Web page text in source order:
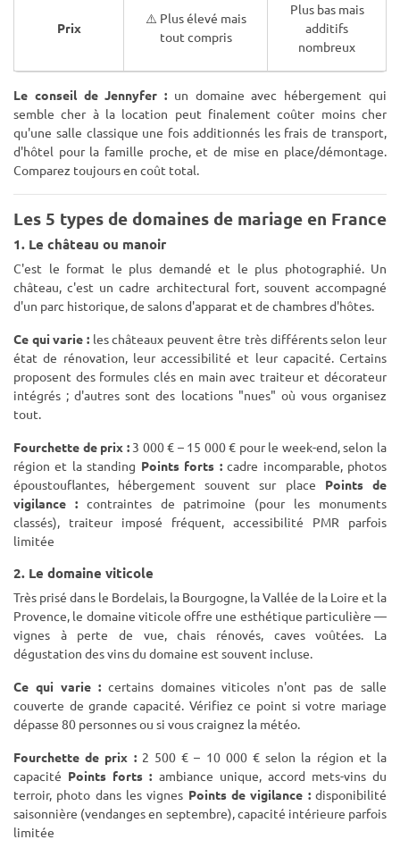
Prix
⚠️ Plus élevé mais
tout compris
Plus bas mais
additifs
nombreux
Le conseil de Jennyfer : un domaine avec hébergement qui
semble cher à la location peut finalement coûter moins cher
qu'une salle classique une fois additionnés les frais de transport,
d'hôtel pour la famille proche, et de mise en place/démontage.
Comparez toujours en coût total.
Les 5 types de domaines de mariage en France
1. Le château ou manoir
C'est le format le plus demandé et le plus photographié. Un
château, c'est un cadre architectural fort, souvent accompagné
d'un parc historique, de salons d'apparat et de chambres d'hôtes.
Ce qui varie :les châteaux peuvent être très différents selon leur
état de rénovation, leur accessibilité et leur capacité. Certains
proposent des formules clés en main avec traiteur et décorateur
intégrés ; d'autres sont des locations "nues" où vous organisez
tout.
Fourchette de prix :3 000 € – 15 000 € pour le week-end, selon la
région et la standing Points forts :cadre incomparable, photos
époustouflantes, hébergement souvent sur place Points de
vigilance :contraintes de patrimoine (pour les monuments
classés), traiteur imposé fréquent, accessibilité PMR parfois
limitée
2. Le domaine viticole
Très prisé dans le Bordelais, la Bourgogne, la Vallée de la Loire et la
Provence, le domaine viticole offre une esthétique particulière —
vignes à perte de vue, chais rénovés, caves voûtées. La
dégustation des vins du domaine est souvent incluse.
Ce qui varie :certains domaines viticoles n'ont pas de salle
couverte de grande capacité. Vérifiez ce point si votre mariage
dépasse 80 personnes ou si vous craignez la météo.
Fourchette de prix :2 500 € – 10 000 € selon la région et la
capacité Points forts : ambiance unique, accord mets-vins du
terroir, photo dans les vignes Points de vigilance :disponibilité
saisonnière (vendanges en septembre), capacité intérieure parfois
limitée